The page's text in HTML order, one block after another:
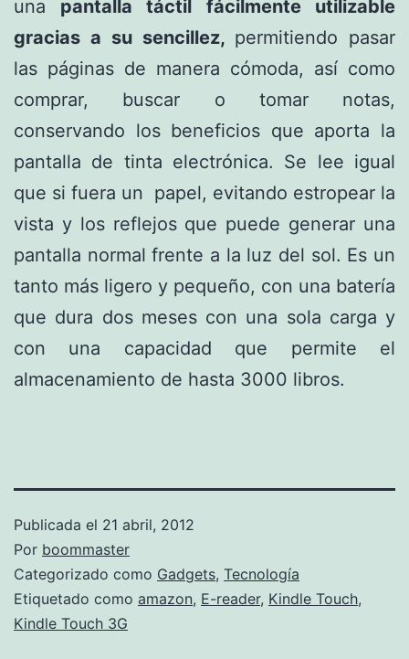
una pantalla táctil fácilmente utilizable
gracias a su sencillez, permitiendo pasar
las páginas de manera cómoda, así como
comprar, buscar o tomar notas,
conservando los beneficios que aporta la
pantalla de tinta electrónica. Se lee igual
que si fuera un papel, evitando estropear la
vista y los reflejos que puede generar una
pantalla normal frente a la luz del sol. Es un
tanto más ligero y pequeño, con una batería
que dura dos meses con una sola carga y
con una capacidad que permite el
almacenamiento de hasta 3000 libros.
Publicada el 21 abril, 2012
Por boommaster
Categorizado como Gadgets, Tecnología
Etiquetado como amazon, E-reader, Kindle Touch,
Kindle Touch 3G